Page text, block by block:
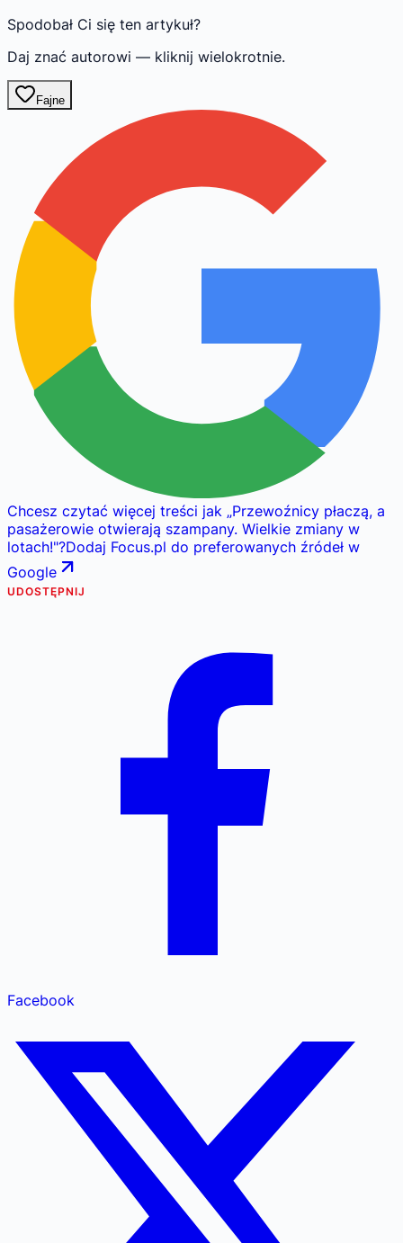
Spodobał Ci się ten artykuł?
Daj znać autorowi — kliknij wielokrotnie.
Fajne
Chcesz czytać więcej treści jak „Przewoźnicy płaczą, a
pasażerowie otwierają szampany. Wielkie zmiany w
lotach!"?Dodaj Focus.pl do preferowanych źródeł w
Google
UDOSTĘPNIJ
Facebook